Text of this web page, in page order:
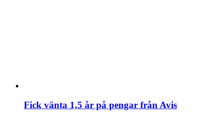
Fick vänta 1,5 år på pengar från Avis